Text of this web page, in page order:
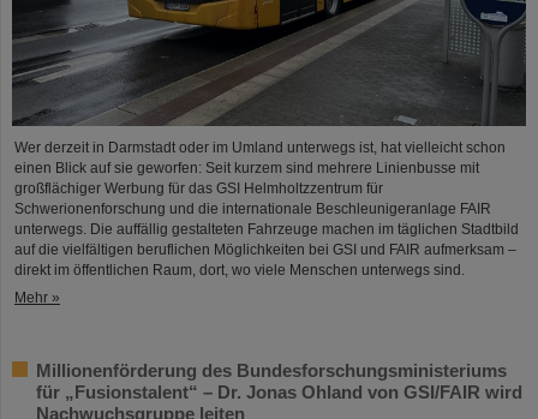
Wer derzeit in Darmstadt oder im Umland unterwegs ist, hat vielleicht schon
einen Blick auf sie geworfen: Seit kurzem sind mehrere Linienbusse mit
großflächiger Werbung für das GSI Helmholtzzentrum für
Schwerionenforschung und die internationale Beschleunigeranlage FAIR
unterwegs. Die auffällig gestalteten Fahrzeuge machen im täglichen Stadtbild
auf die vielfältigen beruflichen Möglichkeiten bei GSI und FAIR aufmerksam –
direkt im öffentlichen Raum, dort, wo viele Menschen unterwegs sind.
Mehr »
Millionenförderung des Bundesforschungsministeriums
für „Fusionstalent“ – Dr. Jonas Ohland von GSI/FAIR wird
Nachwuchsgruppe leiten